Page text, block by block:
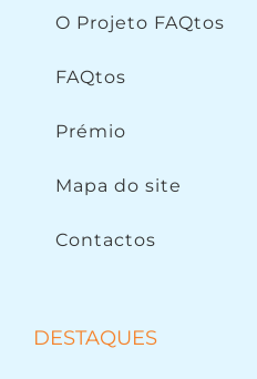
O Projeto FAQtos
FAQtos
Prémio
Mapa do site
Contactos
DESTAQUES